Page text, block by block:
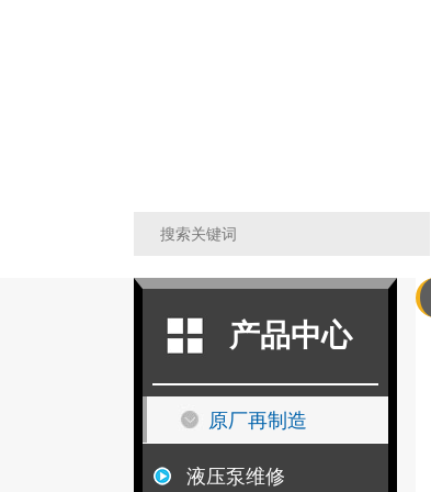
液压泵原厂再
产品中心
原厂再制造
液压泵维修